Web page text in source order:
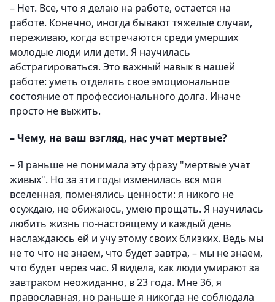
– Нет. Все, что я делаю на работе, остается на
работе. Конечно, иногда бывают тяжелые случаи,
переживаю, когда встречаются среди умерших
молодые люди или дети. Я научилась
абстрагироваться. Это важный навык в нашей
работе: уметь отделять свое эмоциональное
состояние от профессионального долга. Иначе
просто не выжить.
– Чему, на ваш взгляд, нас учат мертвые?
– Я раньше не понимала эту фразу "мертвые учат
живых". Но за эти годы изменилась вся моя
вселенная, поменялись ценности: я никого не
осуждаю, не обижаюсь, умею прощать. Я научилась
любить жизнь по-настоящему и каждый день
наслаждаюсь ей и учу этому своих близких. Ведь мы
не то что не знаем, что будет завтра, – мы не знаем,
что будет через час. Я видела, как люди умирают за
завтраком неожиданно, в 23 года. Мне 36, я
православная, но раньше я никогда не соблюдала